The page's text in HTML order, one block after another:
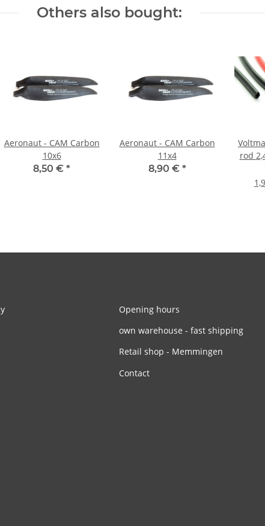
Others also bought:
Aeronaut - CAM Carbon
10x6
8,50 € *
Aeronaut - CAM Carbon
11x4
8,90 € *
Opening hours
own warehouse - fast shipping
Retail shop - Memmingen
Contact